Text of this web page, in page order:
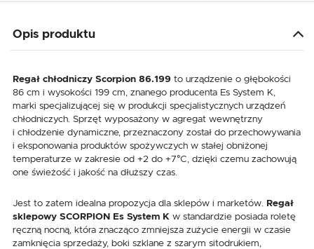
Opis produktu
Regał chłodniczy Scorpion 86.199 to urządzenie o głębokości
86 cm i wysokości 199 cm, znanego producenta Es System K,
marki specjalizującej się w produkcji specjalistycznych urządzeń
chłodniczych. Sprzęt wyposażony w agregat wewnętrzny
i chłodzenie dynamiczne, przeznaczony został do przechowywania
i eksponowania produktów spożywczych w stałej obniżonej
temperaturze w zakresie od +2 do +7°C, dzięki czemu zachowują
one świeżość i jakość na dłuższy czas.
Jest to zatem idealna propozycja dla sklepów i marketów. Regał
sklepowy SCORPION Es System K w standardzie posiada roletę
ręczną nocną, która znacząco zmniejsza zużycie energii w czasie
zamknięcia sprzedaży, boki szklane z szarym sitodrukiem,